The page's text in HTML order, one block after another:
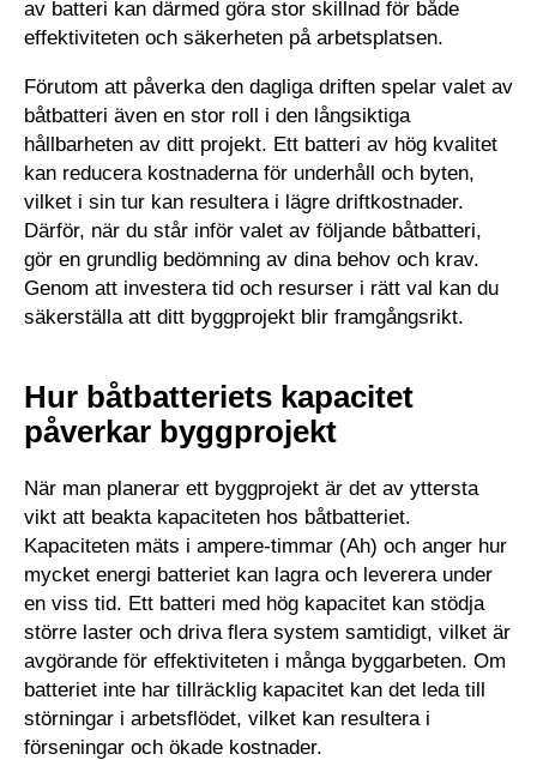
av batteri kan därmed göra stor skillnad för både
effektiviteten och säkerheten på arbetsplatsen.
Förutom att påverka den dagliga driften spelar valet av
båtbatteri även en stor roll i den långsiktiga
hållbarheten av ditt projekt. Ett batteri av hög kvalitet
kan reducera kostnaderna för underhåll och byten,
vilket i sin tur kan resultera i lägre driftkostnader.
Därför, när du står inför valet av följande båtbatteri,
gör en grundlig bedömning av dina behov och krav.
Genom att investera tid och resurser i rätt val kan du
säkerställa att ditt byggprojekt blir framgångsrikt.
Hur båtbatteriets kapacitet
påverkar byggprojekt
När man planerar ett byggprojekt är det av yttersta
vikt att beakta kapaciteten hos båtbatteriet.
Kapaciteten mäts i ampere-timmar (Ah) och anger hur
mycket energi batteriet kan lagra och leverera under
en viss tid. Ett batteri med hög kapacitet kan stödja
större laster och driva flera system samtidigt, vilket är
avgörande för effektiviteten i många byggarbeten. Om
batteriet inte har tillräcklig kapacitet kan det leda till
störningar i arbetsflödet, vilket kan resultera i
förseningar och ökade kostnader.